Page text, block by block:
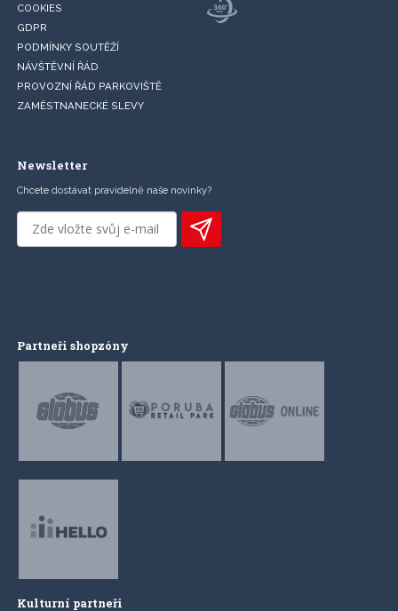
COOKIES
GDPR
PODMÍNKY SOUTĚŽÍ
NÁVŠTĚVNÍ ŘÁD
PROVOZNÍ ŘÁD PARKOVIŠTĚ
ZAMĚSTNANECKÉ SLEVY
Newsletter
Chcete dostávat pravidelně naše novinky?
Partneři shopzóny
Kulturní partneři